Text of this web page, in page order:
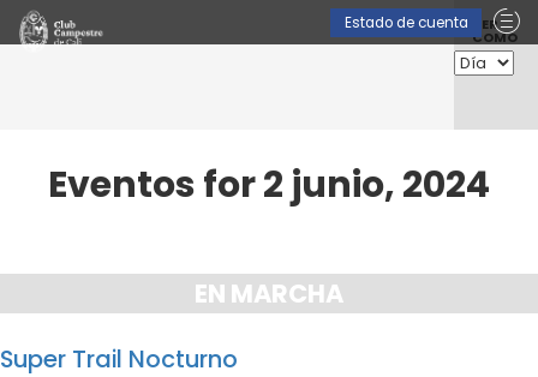
Estado de cuenta
entre
de
VER
COMO
Eventos for 2 junio, 2024
Día
EN MARCHA
Super Trail Nocturno